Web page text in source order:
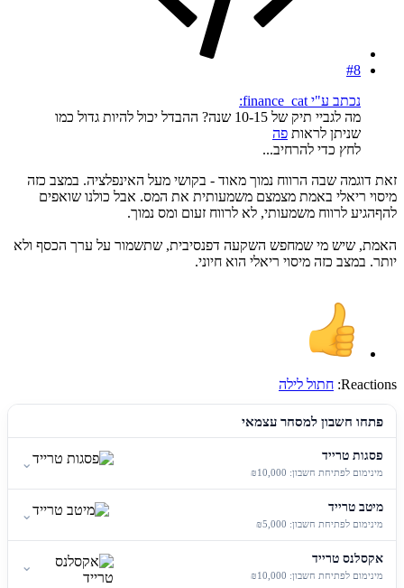
#8
נכתב ע"י finance_cat:
מה לגביי תיק של 10-15 שנה? ההבדל יכול להיות גדול כמו
שניתן לראות פה
לחץ כדי להרחיב...
זאת דוגמה שבה הרווח נמוך מאוד - בקושי מעל האינפלציה. במצב כזה
מיסוי ריאלי באמת מצמצם משמעותית את המס. אבל כולנו שואפים
להףהגיע לרווח משמעותי, לא לרווח זעום ומס נמוך.
האמת, שיש מי שמחפש השקעה דפנסיבית, שתשמור על ערך הכסף ולא
יותר. במצב כזה מיסוי ריאלי הוא חיוני.
Reactions: חתול לילה
פתחו חשבון למסחר עצמאי
פסגות טרייד
מינימום לפתיחת חשבון: ₪10,000
⌄
מיטב טרייד
מינימום לפתיחת חשבון: ₪5,000
⌄
אקסלנס טרייד
מינימום לפתיחת חשבון: ₪10,000
⌄